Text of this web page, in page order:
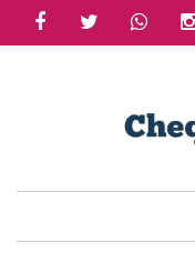
facebooktwitter